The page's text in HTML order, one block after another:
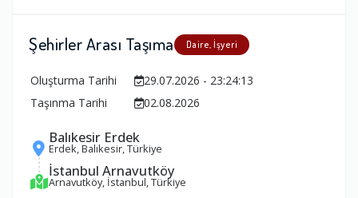
Şehirler Arası Taşıma Daire, İşyeri
Oluşturma Tarihi
29.07.2026 - 23:24:13
Taşınma Tarihi
02.08.2026
Balıkesir Erdek
Erdek, Balıkesir, Türkiye
İstanbul Arnavutköy
Arnavutköy, İstanbul, Türkiye